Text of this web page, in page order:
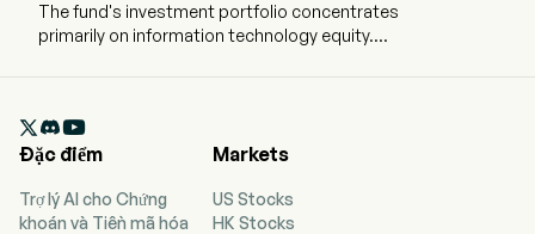
The fund's investment portfolio concentrates
primarily on information technology equity.
MRVL).

Đặc điểm
Trợ lý AI cho Chứng
khoán và Tiền mã hóa
Markets
US Stocks
HK Stocks